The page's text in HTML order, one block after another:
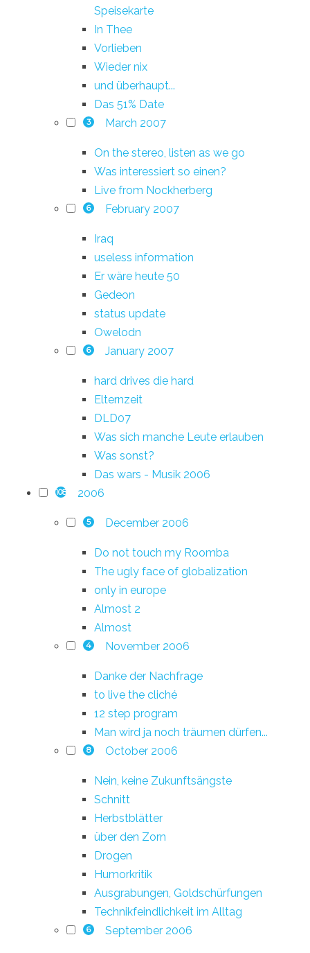
Speisekarte
In Thee
Vorlieben
Wieder nix
und überhaupt...
Das 51% Date
3 March 2007
On the stereo, listen as we go
Was interessiert so einen?
Live from Nockherberg
6 February 2007
Iraq
useless information
Er wäre heute 50
Gedeon
status update
Owelodn
6 January 2007
hard drives die hard
Elternzeit
DLD07
Was sich manche Leute erlauben
Was sonst?
Das wars - Musik 2006
108 2006
5 December 2006
Do not touch my Roomba
The ugly face of globalization
only in europe
Almost 2
Almost
4 November 2006
Danke der Nachfrage
to live the cliché
12 step program
Man wird ja noch träumen dürfen...
8 October 2006
Nein, keine Zukunftsängste
Schnitt
Herbstblätter
über den Zorn
Drogen
Humorkritik
Ausgrabungen, Goldschürfungen
Technikfeindlichkeit im Alltag
6 September 2006